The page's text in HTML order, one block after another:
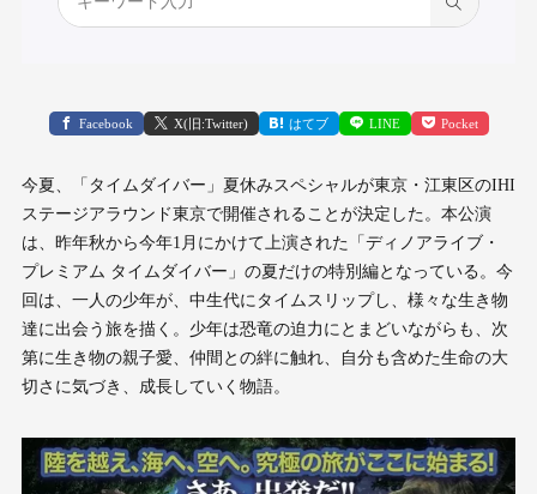
Facebook X(旧:Twitter) はてブ LINE Pocket
今夏、「タイムダイバー」夏休みスペシャルが東京・江東区のIHI
ステージアラウンド東京で開催されることが決定した。本公演
は、昨年秋から今年1月にかけて上演された「ディノアライブ・
プレミアム タイムダイバー」の夏だけの特別編となっている。今
回は、一人の少年が、中生代にタイムスリップし、様々な生き物
達に出会う旅を描く。少年は恐竜の迫力にとまどいながらも、次
第に生き物の親子愛、仲間との絆に触れ、自分も含めた生命の大
切さに気づき、成長していく物語。